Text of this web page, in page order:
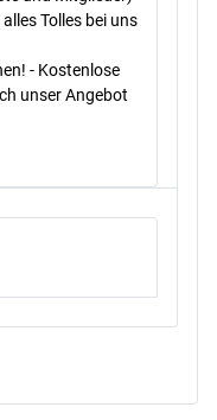
Tolles bei uns
- Kostenlose
unser Angebot